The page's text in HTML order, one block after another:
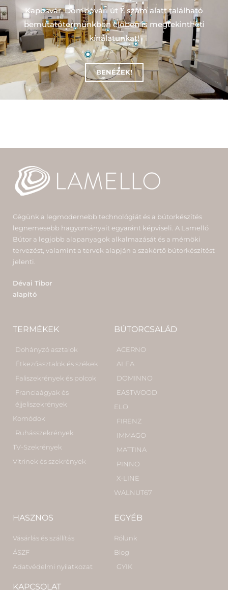
Kaposvár, Dombóvári út 1. szám alatt található
bemutatótermünkben előben is megtekintheti
kínálatunkat!
BENÉZEK!
Cégünk a legmodernebb technológiát és a bútorkészítés
legnemesebb hagyományait egyaránt képviseli. A Lamelló
Bútor a legjobb alapanyagok alkalmazását és a mérnöki
tervezést, valamint a tervek alapján a szakértő bútorkészítést
jelenti.
Dévai Tibor
alapító
TERMÉKEK
Dohányzó asztalok
Étkezőasztalok és székek
Faliszekrények és polcok
Franciaágyak és
éjjeliszekrények
Komódok
Ruhásszekrények
TV-Szekrények
Vitrinek és szekrények
BÚTORCSALÁD
ACERNO
ALEA
DOMINNO
EASTWOOD
ELO
FIRENZ
IMMAGO
MATTINA
PINNO
X-LINE
WALNUT67
HASZNOS
Vásárlás és szállítás
ÁSZF
Adatvédelmi nyilatkozat
KAPCSOLAT
EGYÉB
Rólunk
Blog
GYIK